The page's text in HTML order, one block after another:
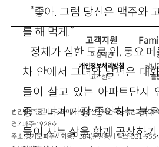
“좋아. 그럼 당신은 맥주와
를 해 먹게.”
정체가 심한 도로 위, 동요
차 안에서 그녀와 남편은 대
들이 살고 있는 아파트단지
중 그녀가 가장 좋아하는 붉
들이 사는 삶을 함께 공상하
고객지원
이용약관
개인정보처리방침
고객센터
창비
클
법인명 : ㈜창비ㅣ대표이사 : 염종선ㅣ사업자등록번호 :
경기파주-1928호
주소 : 경기도 파주시 회동길 184(문발동)ㅣ팩스 : 031-